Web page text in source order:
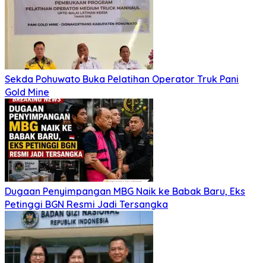
Sekda Pohuwato Buka Pelatihan Operator Truk Pani
Gold Mine
Dugaan Penyimpangan MBG Naik ke Babak Baru, Eks
Petinggi BGN Resmi Jadi Tersangka